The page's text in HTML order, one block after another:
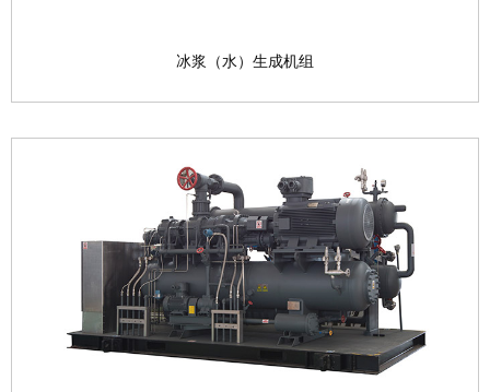
冰浆（水）生成机组
冰浆（水）生成机组
冰浆（水）生成机组又称多工质广谱型高效过冷水制
冰机组，是冰轮...
查看产品 